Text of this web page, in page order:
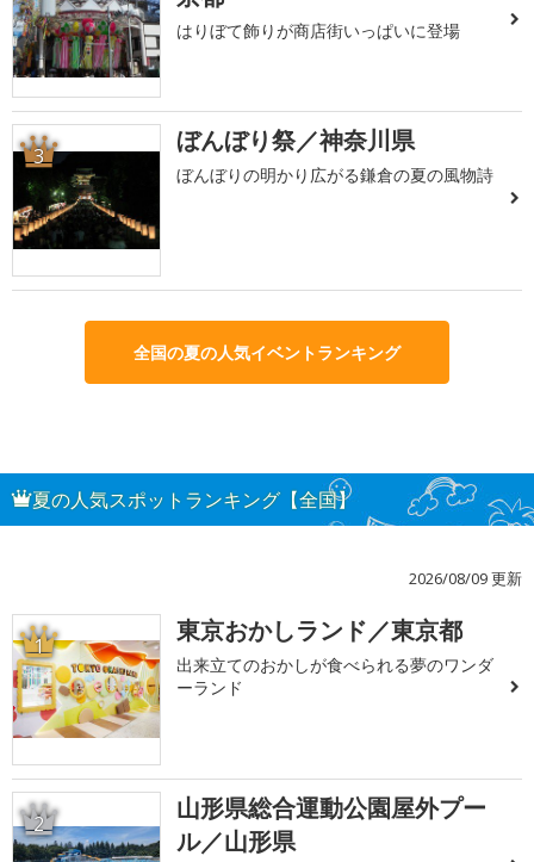
はりぼて飾りが商店街いっぱいに登場
3 ぼんぼり祭／神奈川県
ぼんぼりの明かり広がる鎌倉の夏の風物詩
全国の夏の人気イベントランキング
夏の人気スポットランキング【全国】
2026/08/09 更新
1 東京おかしランド／東京都
出来立てのおかしが食べられる夢のワンダ
ーランド
2
山形県総合運動公園屋外プー
ル／山形県